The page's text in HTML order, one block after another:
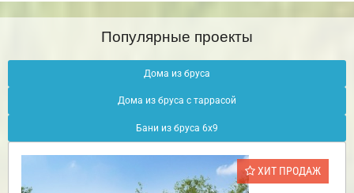
Популярные проекты
Дома из бруса
Дома из бруса с таррасой
Бани из бруса 6х9
ХИТ ПРОДАЖ